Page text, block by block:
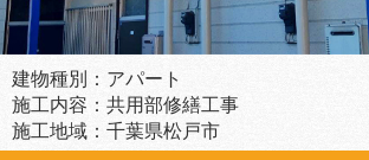
建物種別：アパート
施工内容：共用部修繕工事
施工地域：千葉県松戸市